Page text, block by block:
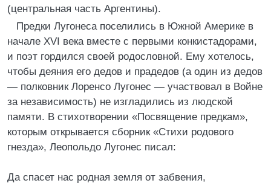
(центральная часть Аргентины).
Предки Лугонеса поселились в Южной Америке в
начале XVI века вместе с первыми конкистадорами,
и поэт гордился своей родословной. Ему хотелось,
чтобы деяния его дедов и прадедов (а один из дедов
— полковник Лоренсо Лугонес — участвовал в Войне
за независимость) не изгладились из людской
памяти. В стихотворении «Посвящение предкам»,
которым открывается сборник «Стихи родового
гнезда», Леопольдо Лугонес писал:
Да спасет нас родная земля от забвения,